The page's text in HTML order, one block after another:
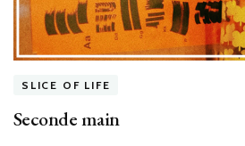
SLICE OF LIFE
Seconde main